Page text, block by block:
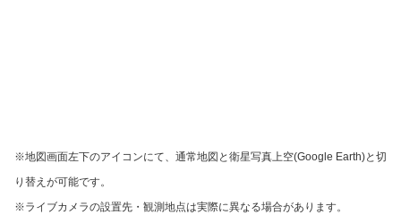
※地図画面左下のアイコンにて、通常地図と衛星写真上空(Google Earth)と切
り替えが可能です。
※ライブカメラの設置先・観測地点は実際に異なる場合があります。